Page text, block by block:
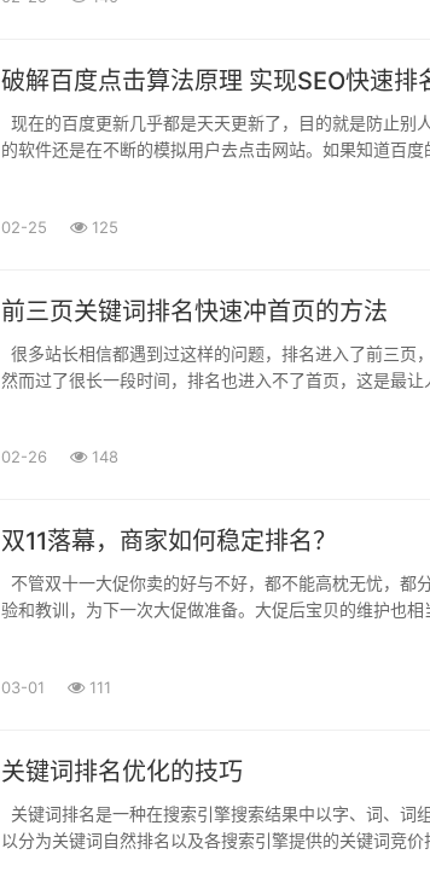
破解百度点击算法原理 实现SEO快速排
现在的百度更新几乎都是天天更新了，目的就是防止别
的软件还是在不断的模拟用户去点击网站。如果知道百
02-25 125
前三页关键词排名快速冲首页的方法
很多站长相信都遇到过这样的问题，排名进入了前三页
然而过了很长一段时间，排名也进入不了首页，这是最
02-26 148
双11落幕，商家如何稳定排名？
不管双十一大促你卖的好与不好，都不能高枕无忧，都
验和教训，为下一次大促做准备。大促后宝贝的维护也
03-01 111
关键词排名优化的技巧
关键词排名是一种在搜索引擎搜索结果中以字、词、词
以分为关键词自然排名以及各搜索引擎提供的关键词竞